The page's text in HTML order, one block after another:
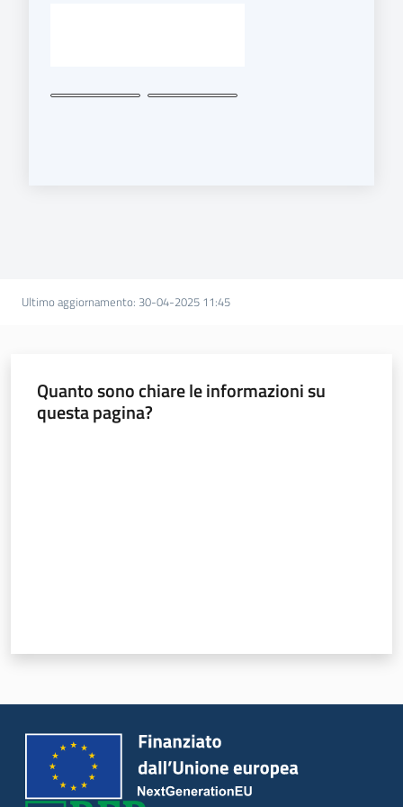
Ultimo aggiornamento: 30-04-2025 11:45
Quanto sono chiare le informazioni su
questa pagina?